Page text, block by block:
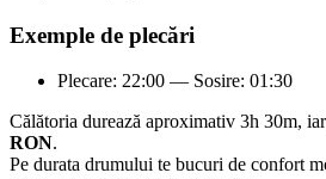
Exemple de plecări
Plecare: 22:00 — Sosire: 01:30
Călătoria durează aproximativ 3h 30m,
RON.
Pe durata drumului te bucuri de confort